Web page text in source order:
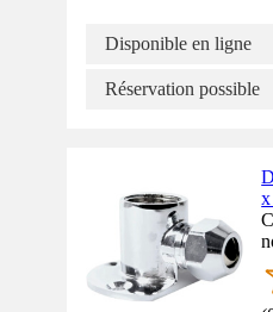
Disponible en ligne
Réservation possible
x